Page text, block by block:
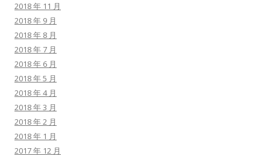
2018 年 11 月
2018 年 9 月
2018 年 8 月
2018 年 7 月
2018 年 6 月
2018 年 5 月
2018 年 4 月
2018 年 3 月
2018 年 2 月
2018 年 1 月
2017 年 12 月